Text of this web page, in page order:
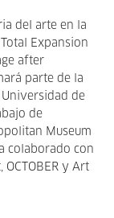
del arte en la
Expansion
after
parte de la
Universidad de
de
Museum
colaborado con
y Art